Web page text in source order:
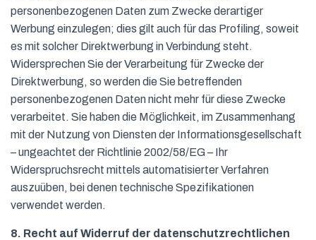
personenbezogenen Daten zum Zwecke derartiger
Werbung einzulegen; dies gilt auch für das Profiling, soweit
es mit solcher Direktwerbung in Verbindung steht.
Widersprechen Sie der Verarbeitung für Zwecke der
Direktwerbung, so werden die Sie betreffenden
personenbezogenen Daten nicht mehr für diese Zwecke
verarbeitet. Sie haben die Möglichkeit, im Zusammenhang
mit der Nutzung von Diensten der Informationsgesellschaft
– ungeachtet der Richtlinie 2002/58/EG – Ihr
Widerspruchsrecht mittels automatisierter Verfahren
auszuüben, bei denen technische Spezifikationen
verwendet werden.
8. Recht auf Widerruf der datenschutzrechtlichen